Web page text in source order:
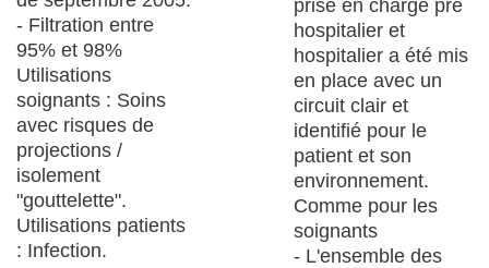
- Filtration entre
95% et 98%
Utilisations
soignants : Soins
avec risques de
projections /
isolement
"gouttelette".
Utilisations patients
: Infection.
prise en charge pré
hospitalier et
hospitalier a été mis
en place avec un
circuit clair et
identifié pour le
patient et son
environnement.
Comme pour les
soignants
- L'ensemble des